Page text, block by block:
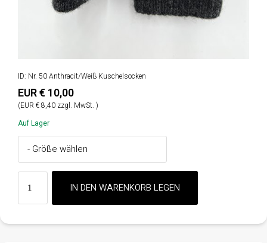
ID: Nr. 50 Anthracit/Weiß Kuschelsocken
EUR € 10,00
(EUR € 8,40 zzgl. MwSt. )
Auf Lager